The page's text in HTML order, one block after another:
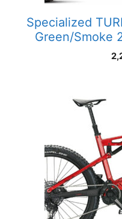
Specialized
Green/Smoke